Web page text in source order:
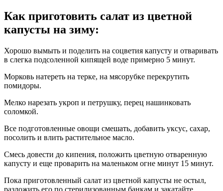
Как приготовить салат из цветной
капусты на зиму:
Хорошо вымыть и поделить на соцветия капусту и отваривать
в слегка подсоленной кипящей воде примерно 5 минут.
Морковь натереть на терке, на мясорубке перекрутить
помидоры.
Мелко нарезать укроп и петрушку, перец нашинковать
соломкой.
Все подготовленные овощи смешать, добавить уксус, сахар,
посолить и влить растительное масло.
Смесь довести до кипения, положить цветную отваренную
капусту и еще проварить на маленьком огне минут 15 минут.
Пока приготовленный салат из цветной капусты не остыл,
разложить его по стерилизованным банкам и закатайте.